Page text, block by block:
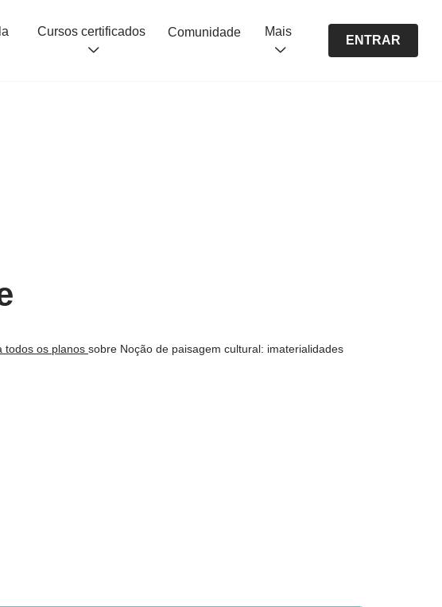
Cursos certificados Comunidade Mais
ENTRAR
todos os planos sobre Noção de paisagem cultural: imaterialidades